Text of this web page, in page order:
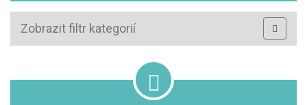
Zobrazit filtr kategorií